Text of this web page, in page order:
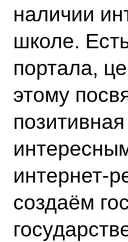
наличии
школе.
портала,
этому
интернет-
создаём